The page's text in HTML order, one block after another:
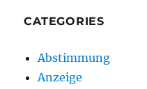
CATEGORIES
Abstimmung
Anzeige